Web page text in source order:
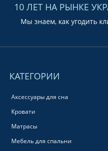
10 ЛЕТ НА РЫНКЕ
Мы знаем, как угодить
КАТЕГОРИИ
Аксессуары для сна
Кровати
Матрасы
Мебель для спальни